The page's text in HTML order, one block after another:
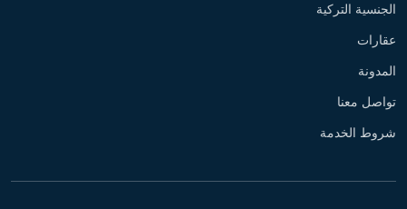
الجنسية التركية
عقارات
المدونة
تواصل معنا
شروط الخدمة